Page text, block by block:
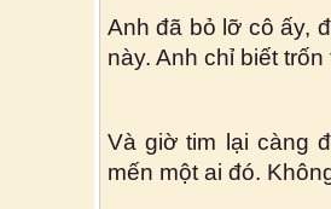
Anh đã bỏ lỡ cô ấy,
này. Anh chỉ biết trốn
Và giờ tim lại càng
mến một ai đó.